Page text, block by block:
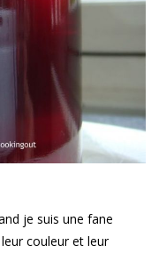
je suis une fane
couleur et leur